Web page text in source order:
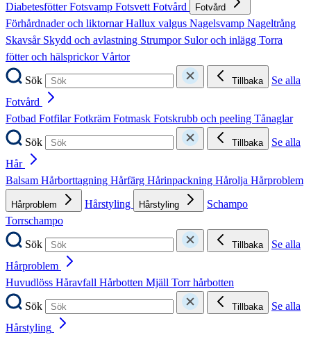
DiabetesfötterFotsvamp FotsvettFotvård Fotvård
Förhårdnader och liktornarHallux valgus Nagelsvamp Nageltrång
Skavsår Skydd och avlastning Strumpor Sulor och inlägg Torra
fötter och hälsprickorVårtor
Sök
Tillbaka
Se alla
Fotvård
Fotbad FotfilarFotkräm Fotmask Fotskrubb och peeling Tånaglar
Sök
Tillbaka
Se alla
Hår
Balsam Hårborttagning Hårfärg Hårinpackning Hårolja Hårproblem
Hårproblem Hårstyling Hårstyling
Schampo
Torrschampo
Sök
Tillbaka
Se alla
Hårproblem
Huvudlöss Håravfall Hårbotten Mjäll Torr hårbotten
Sök
Tillbaka
Se alla
Hårstyling